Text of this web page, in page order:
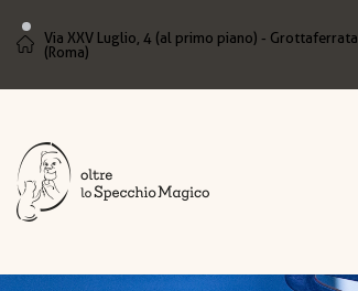
Via XXV Luglio, 4 (al primo piano) - Grottaferrata
(Roma)